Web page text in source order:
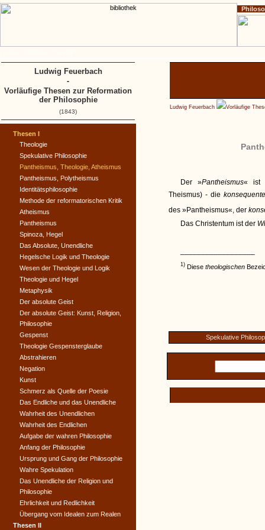
Ludwig Feuerbach Vorläufige
Der »Pantheismus«
Theismus) - die konsequente
des »Pantheismus«, der
Das Christentum ist der
1) Diese theologischen
Spekulative
Thesen I
Theologie
Spekulative Philosophie
Pantheismus, Theologie, Atheismus
Pantheismus, Polytheismus
Identitätsphilosophie
Methode der reformatorischen Kritik
Atheismus
Pantheismus
Spinoza, Hegel
Das Absolute, Unendliche
Hegelsche Logik und Theologie
Wesen der Theologie und Logik
Theologie und Hegel
Metaphysik
Der absolute Geist
Der absolute Geist: Kunst, Religion,
Philosophie
Gespenst
Theologie Gespensterglaube
Abstrahieren
Negation
Kunst
Schmerz als Quelle der Poesie
Das Endliche und das Unendliche
Wahrheit des Unendlichen
Wahrheit des Endlichen
Aufgabe der wahren Philosophie
Anfang der Philosophie
Ursprung und Gang der Philosophie
Wahre Spekulation
Das Unendliche der Religion und
Philosophie
Ehrlichkeit und Redlichkeit
Übergang vom Idealen zum Realen
Thesen II
Ludwig Feuerbach
-
Vorläufige Thesen zur Reformation
der Philosophie
(1843)